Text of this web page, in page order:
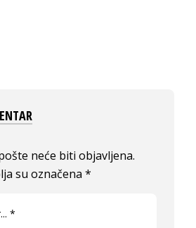
neće biti objavljena.
su označena*